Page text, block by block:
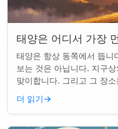
태양은 어디서 가장
태양은 항상 동쪽에서 뜹니
보는 것은 아닙니다. 지구
맞이합니다. 그리고 그 장
떨어져 있습니다. 핵심 요약...
더 읽기→